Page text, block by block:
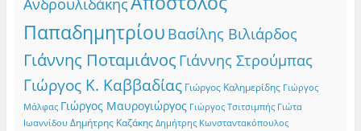
Παπαδημητρίου Βασίλης Βιλιάρδος
Γιάννης Ποταμιάνος Γιάννης Στρούμπας
Γιώργος Κ. Καββαδίας Γιώργος Καλημερίδης Γιώργος
Μάλφας Γιώργος Μαυρογιώργος Γιώργος Τσιτσιμπής Γιώτα
Ιωαννίδου Δημήτρης Καζάκης Δημήτρης Κωνσταντακόπουλος